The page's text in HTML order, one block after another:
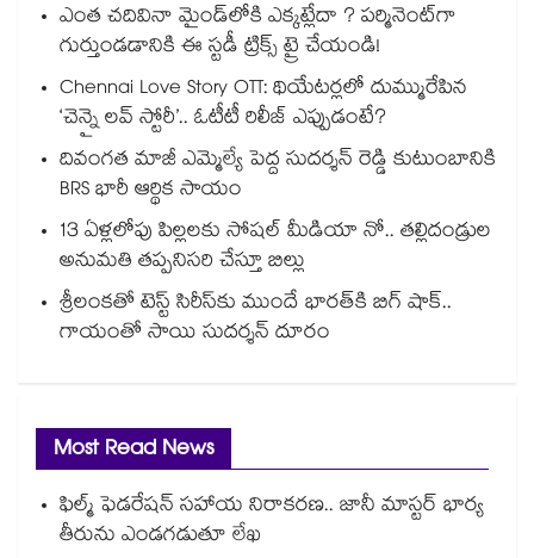
ఎంత చదివినా మైండ్‌లోకి ఎక్కట్లేదా ? పర్మినెంట్‌గా
గుర్తుండడానికి ఈ స్టడీ ట్రిక్స్ ట్రై చేయండి!
Chennai Love Story OTT: థియేటర్లలో దుమ్మురేపిన
‘చెన్నై లవ్ స్టోరీ’.. ఓటీటీ రిలీజ్ ఎప్పుడంటే?
దివంగత మాజీ ఎమ్మెల్యే పెద్ద సుదర్శన్ రెడ్డి కుటుంబానికి
BRS భారీ ఆర్థిక సాయం
13 ఏళ్లలోపు పిల్లలకు సోషల్ మీడియా నో.. తల్లిదండ్రుల
అనుమతి తప్పనిసరి చేస్తూ బిల్లు
శ్రీలంకతో టెస్ట్ సిరీస్‌కు ముందే భారత్⁬కి బిగ్ షాక్..
గాయంతో సాయి సుదర్శన్ దూరం
Most Read News
ఫిల్మ్ ఫెడరేషన్ సహాయ నిరాకరణ.. జానీ మాస్టర్ భార్య
తీరును ఎండగడుతూ లేఖ